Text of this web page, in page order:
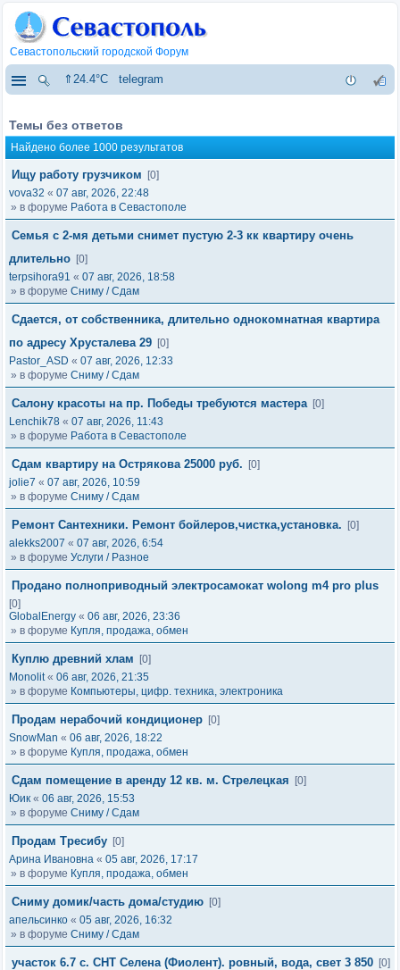
Севастопольский городской Форум
⇑24.4°C telegram
Темы без ответов
Найдено более 1000 результатов
Ищу работу грузчиком
[0]
vova32 « 07 авг, 2026, 22:48
» в форуме Работа в Севастополе
Семья с 2-мя детьми снимет пустую 2-3 кк квартиру очень
длительно [0]
terpsihora91 « 07 авг, 2026, 18:58
» в форуме Сниму / Сдам
Сдается, от собственника, длительно однокомнатная квартира
по адресу Хрусталева 29 [0]
Pastor_ASD « 07 авг, 2026, 12:33
» в форуме Сниму / Сдам
Салону красоты на пр. Победы требуются мастера [0]
Lenchik78 « 07 авг, 2026, 11:43
» в форуме Работа в Севастополе
Сдам квартиру на Острякова 25000 руб.
[0]
jolie7 « 07 авг, 2026, 10:59
» в форуме Сниму / Сдам
Ремонт Сантехники. Ремонт бойлеров,чистка,установка.
[0]
alekks2007 « 07 авг, 2026, 6:54
» в форуме Услуги / Разное
Продано полноприводный электросамокат wolong m4 pro plus
[0]
GlobalEnergy « 06 авг, 2026, 23:36
» в форуме Купля, продажа, обмен
Куплю древний хлам
[0]
Monolit« 06 авг, 2026, 21:35
» в форуме Компьютеры, цифр. техника, электроника
Продам нерабочий кондиционер [0]
SnowMan « 06 авг, 2026, 18:22
» в форуме Купля, продажа, обмен
Сдам помещение в аренду 12 кв. м. Стрелецкая
[0]
Юик « 06 авг, 2026, 15:53
» в форуме Сниму / Сдам
Продам Тресибу [0]
Арина Ивановна « 05 авг, 2026, 17:17
» в форуме Купля, продажа, обмен
Сниму домик/часть дома/студию [0]
апельсинко « 05 авг, 2026, 16:32
» в форуме Сниму / Сдам
участок 6.7 с. СНТ Селена (Фиолент). ровный, вода, свет 3 850 [0]